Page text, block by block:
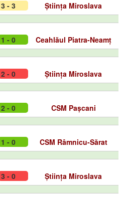
3 - 3 Știința Miroslava
1 - 0 Ceahlăul Piatra-Neamț
2 - 0 Știința Miroslava
2 - 0 CSM Pașcani
1 - 0 CSM Râmnicu-Sărat
3 - 0 Știința Miroslava